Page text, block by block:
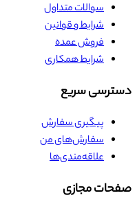
سوالات متداول
شرایط و قوانین
فروش عمده
شرایط همکاری
دسترسی سریع
پیگیری سفارش
سفارش‌های من
علاقه‌مندی‌ها
صفحات مجازی